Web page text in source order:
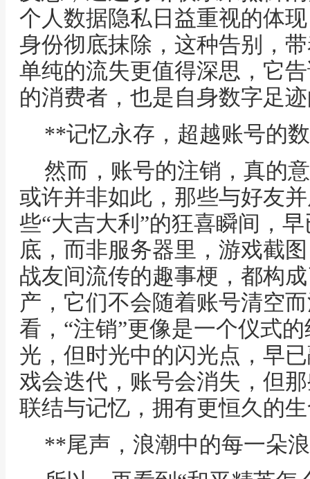
个人数据隐私日益重视的体
身份彻底抹除，这种告别，
单纯的流失更值得深思，它
的消费者，也是自身数字足
**记忆永存，超越账号的
然而，账号的注销，真的
或许并非如此，那些与好友
些“大吉大利”的狂喜瞬间，
底，而非服务器里，游戏截
战友间流传的趣事梗，都构
产，它们不会随着账号清空
看，“注销”更像是一个仪式
光，但时光中的闪光点，早
戏会迭代，账号会消失，但
联结与记忆，拥有更恒久的
**尾声，浪潮中的每一朵